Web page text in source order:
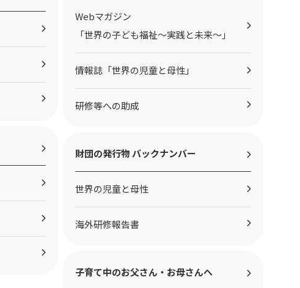
Webマガジン
「世界の子ども福祉～実践と未来～」
情報誌「世界の児童と母性」
研修等への助成
財団の発行物 バックナンバー
世界の児童と母性
海外研修報告書
子育て中のお父さん・お母さんへ